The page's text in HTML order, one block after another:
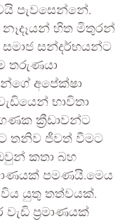
පැවසෙන්නේ.
හිත මිතුරන්
සන්දර්භයන්ට
තරුණයා
අපේක්ෂා
භාවිතා
ක්‍රීඩාවන්ට
තනිව ජීවත් වීමට
කතා බහ
පමණයි.මෙය
යුතු තත්වයක්.
ප්‍රමාණයක්